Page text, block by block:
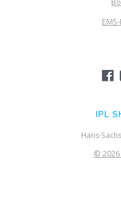
IPL
Hans-
© 2026